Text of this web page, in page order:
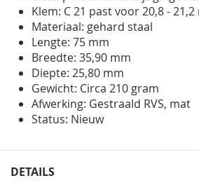
Klem: C 21 past voor 20,8 - 21,2
Materiaal: gehard staal
Lengte: 75 mm
Breedte: 35,90 mm
Diepte: 25,80 mm
Gewicht: Circa 210 gram
Afwerking: Gestraald RVS, mat
Status: Nieuw
DETAILS